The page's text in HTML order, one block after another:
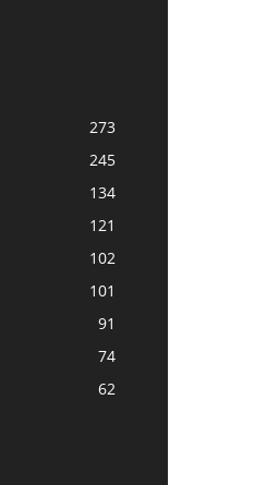
273
245
134
121
102
101
91
74
62